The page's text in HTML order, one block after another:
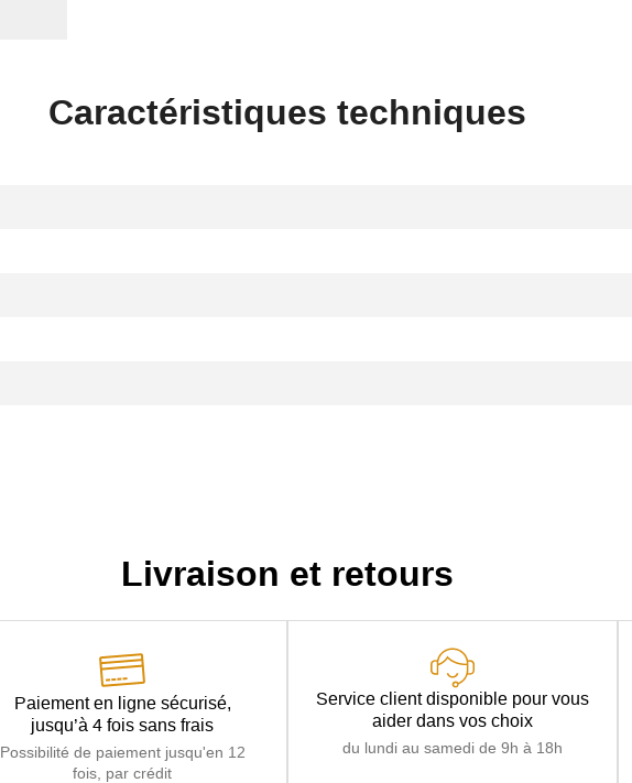
Caractéristiques techniques
Livraison et retours
Paiement en ligne sécurisé,
jusqu’à 4 fois sans frais
Possibilité de paiement jusqu'en 12
fois, par crédit
Service client disponible pour vous
aider dans vos choix
du lundi au samedi de 9h à 18h